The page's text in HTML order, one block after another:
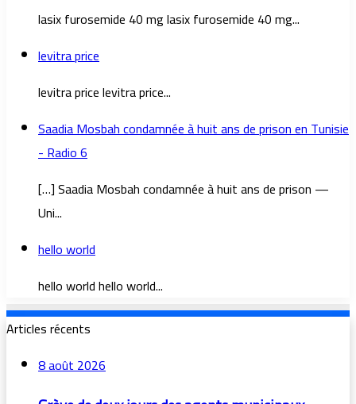
lasix furosemide 40 mg lasix furosemide 40 mg...
levitra price
levitra price levitra price...
Saadia Mosbah condamnée à huit ans de prison en Tunisie
- Radio 6
[…] Saadia Mosbah condamnée à huit ans de prison —
Uni...
hello world
hello world hello world...
Articles récents
8 août 2026